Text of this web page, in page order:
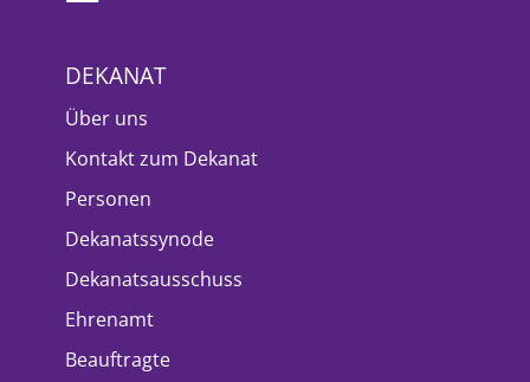
DEKANAT
Über uns
Kontakt zum Dekanat
Personen
Dekanatssynode
Dekanatsausschuss
Ehrenamt
Beauftragte